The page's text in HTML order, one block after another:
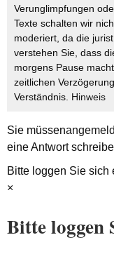
Verunglimpfungen
Texte schalten wir
moderiert, da die
verstehen Sie, dass
morgens Pause
zeitlichen
Verständnis. Hinweis
Sie müssen
eine Antwort
Bitte loggen Sie sich
×
Bitte loggen